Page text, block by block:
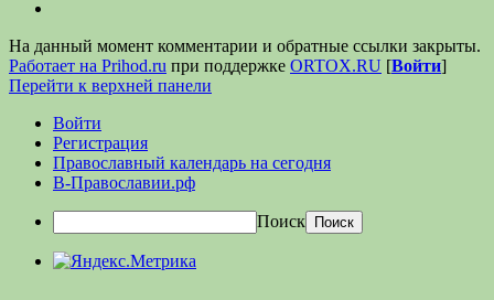
На данный момент комментарии и обратные ссылки закрыты.
Работает на Prihod.ru при поддержке ORTOX.RU [Войти]
Перейти к верхней панели
Войти
Регистрация
Православный календарь на сегодня
В-Православии.рф
Поиск